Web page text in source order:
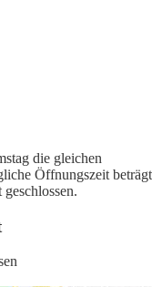
die gleichen
Öffnungszeit beträgt